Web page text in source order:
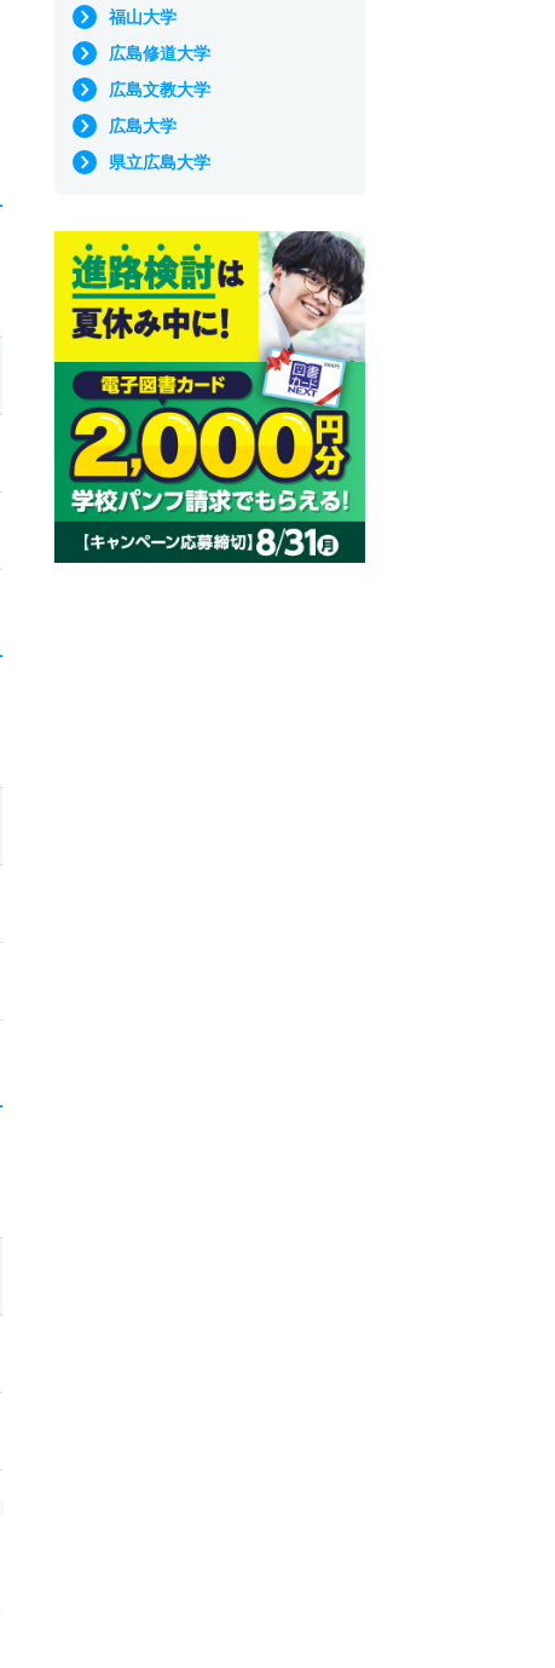
福山大学
広島修道大学
広島文教大学
広島大学
県立広島大学